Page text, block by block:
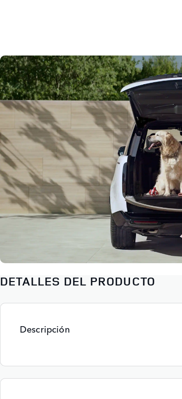
DETALLES DEL PRODUCTO
Descripción